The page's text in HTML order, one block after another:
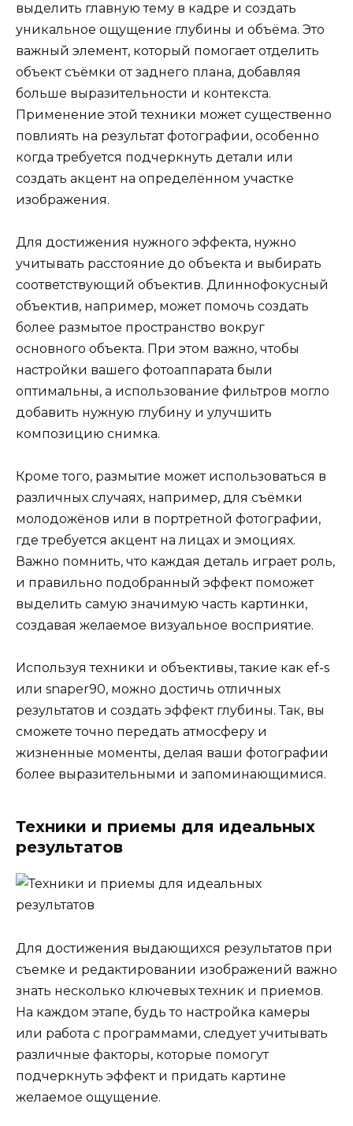
выделить главную тему в кадре и создать
уникальное ощущение глубины и объёма. Это
важный элемент, который помогает отделить
объект съёмки от заднего плана, добавляя
больше выразительности и контекста.
Применение этой техники может существенно
повлиять на результат фотографии, особенно
когда требуется подчеркнуть детали или
создать акцент на определённом участке
изображения.
Для достижения нужного эффекта, нужно
учитывать расстояние до объекта и выбирать
соответствующий объектив. Длиннофокусный
объектив, например, может помочь создать
более размытое пространство вокруг
основного объекта. При этом важно, чтобы
настройки вашего фотоаппарата были
оптимальны, а использование фильтров могло
добавить нужную глубину и улучшить
композицию снимка.
Кроме того, размытие может использоваться в
различных случаях, например, для съёмки
молодожёнов или в портретной фотографии,
где требуется акцент на лицах и эмоциях.
Важно помнить, что каждая деталь играет роль,
и правильно подобранный эффект поможет
выделить самую значимую часть картинки,
создавая желаемое визуальное восприятие.
Используя техники и объективы, такие как ef-s
или snaper90, можно достичь отличных
результатов и создать эффект глубины. Так, вы
сможете точно передать атмосферу и
жизненные моменты, делая ваши фотографии
более выразительными и запоминающимися.
Техники и приемы для идеальных
результатов
Для достижения выдающихся результатов при
съемке и редактировании изображений важно
знать несколько ключевых техник и приемов.
На каждом этапе, будь то настройка камеры
или работа с программами, следует учитывать
различные факторы, которые помогут
подчеркнуть эффект и придать картине
желаемое ощущение.